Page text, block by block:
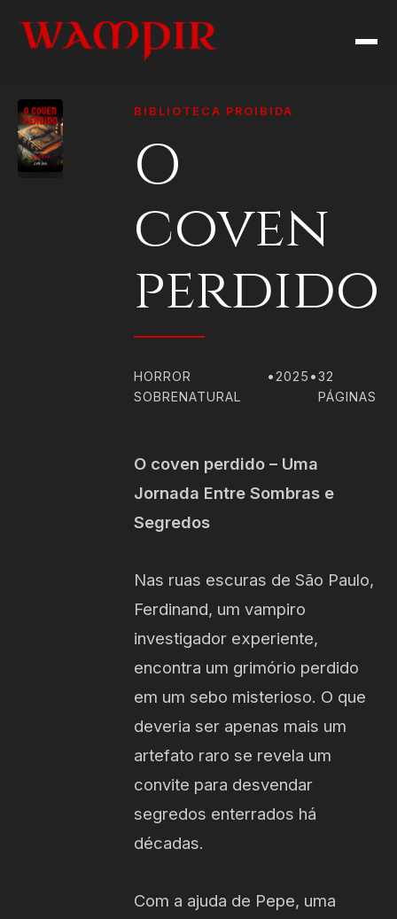
BIBLIOTECA PROIBIDA
O
coven
perdido
HORROR
SOBRENATURAL
•2025 •32
PÁGINAS
O coven perdido – Uma
Jornada Entre Sombras e
Segredos
Nas ruas escuras de São Paulo,
Ferdinand, um vampiro
investigador experiente,
encontra um grimório perdido
em um sebo misterioso. O que
deveria ser apenas mais um
artefato raro se revela um
convite para desvendar
segredos enterrados há
décadas.
Com a ajuda de Pepe, uma